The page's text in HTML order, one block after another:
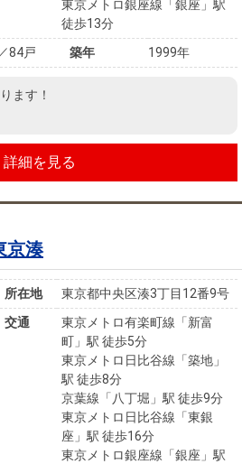
東京メトロ銀座線「銀座」駅
徒歩13分
84戸 築年 1999年
ます！
詳細を見る
京湊
所在地
東京都中央区湊3丁目12番9号
交通
東京メトロ有楽町線「新富
町」駅 徒歩5分
東京メトロ日比谷線「築地」
駅 徒歩8分
京葉線「八丁堀」駅 徒歩9分
東京メトロ日比谷線「東銀
座」駅 徒歩16分
東京メトロ銀座線「銀座」駅